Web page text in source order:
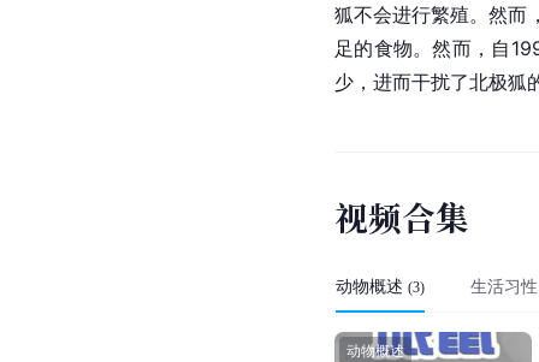
狐不会进行繁殖。然而
足的食物。然而，自
少，进而干扰了北极狐
视频合集
动物概述 (3) 生活习性
动物概述